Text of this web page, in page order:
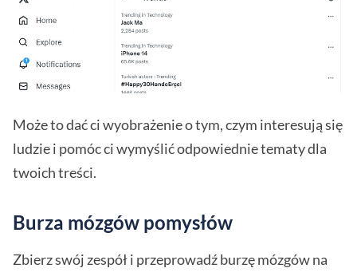
Może to dać ci wyobrażenie o tym, czym interesują się
ludzie i pomóc ci wymyślić odpowiednie tematy dla
twoich treści.
Burza mózgów pomysłów
Zbierz swój zespół i przeprowadź burzę mózgów na